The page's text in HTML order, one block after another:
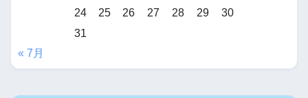
24
25 26 27 28 29
30
31
« 7月